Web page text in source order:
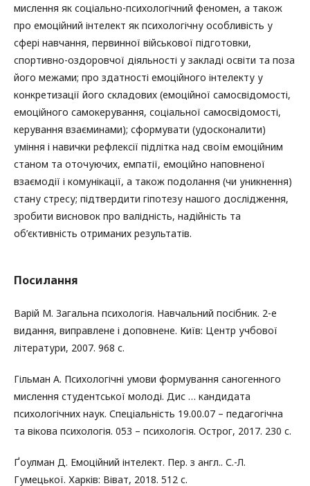
мислення як соціально-психологічний феномен, а також
про емоційний інтелект як психологічну особливість у
сфері навчання, первинної військової підготовки,
спортивно-оздоровчої діяльності у закладі освіти та поза
його межами; про здатності емоційного інтелекту у
конкретизації його складових (емоційної самосвідомості,
емоційного самокерування, соціальної самосвідомості,
керування взаєминами); сформувати (удосконалити)
уміння і навички рефлексії підлітка над своїм емоційним
станом та оточуючих, емпатії, емоційно наповненої
взаємодії і комунікації, а також подолання (чи уникнення)
стану стресу; підтвердити гіпотезу нашого дослідження,
зробити висновок про валідність, надійність та
об’єктивність отриманих результатів.
Посилання
Варій М. Загальна психологія. Навчальний посібник. 2-е
видання, виправлене і доповнене. Київ: Центр учбової
літератури, 2007. 968 с.
Гільман А. Психологічні умови формування саногенного
мислення студентської молоді. Дис … кандидата
психологічних наук. Спеціальність 19.00.07 – педагогічна
та вікова психологія. 053 – психологія. Острог, 2017. 230 с.
Ґоулман Д. Емоційний інтелект. Пер. з англ.. С.-Л.
Гумецької. Харків: Віват, 2018. 512 с.